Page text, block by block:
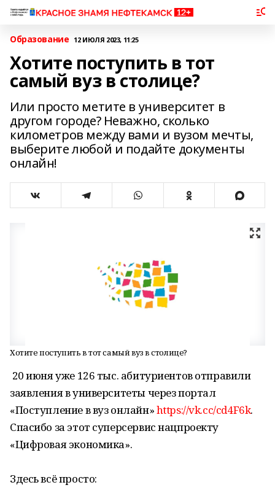
Образование 12 ИЮЛЯ 2023, 11:25
Хотите поступить в тот
самый вуз в столице?
Или просто метите в университет в
другом городе? Неважно, сколько
километров между вами и вузом мечты,
выберите любой и подайте документы
онлайн!
Хотите поступить в тот самый вуз в столице?
20 июня уже 126 тыс. абитуриентов отправили
заявления в университеты через портал
«Поступление в вуз онлайн»https://vk.cc/cd4F6k.
Спасибо за этот суперсервис нацпроекту
«Цифровая экономика».
Здесь всё просто: